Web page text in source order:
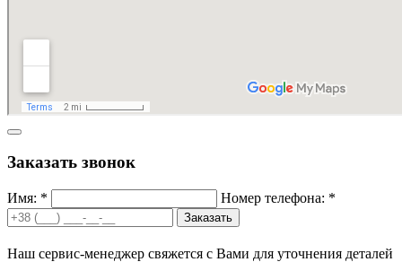
Заказать звонок
Имя: * Номер телефона: *
Заказать
Наш сервис-менеджер свяжется с Вами для уточнения деталей